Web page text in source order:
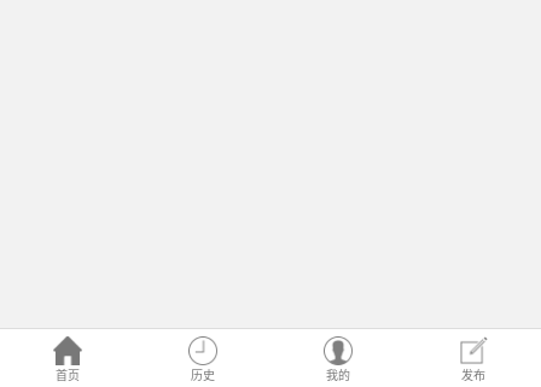
首页 历史 我的 发布